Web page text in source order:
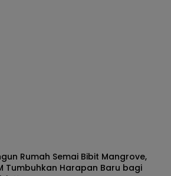
Rumah Semai Bibit Mangrove,
Tumbuhkan Harapan Baru bagi